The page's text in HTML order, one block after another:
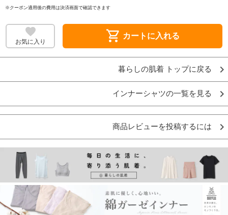
※クーポン適用後の費用は決済画面で確認できます
お気に入り shopping_cart カートに入れる
暮らしの肌着 トップに戻る
インナーシャツの一覧を見る
商品レビューを投稿するには